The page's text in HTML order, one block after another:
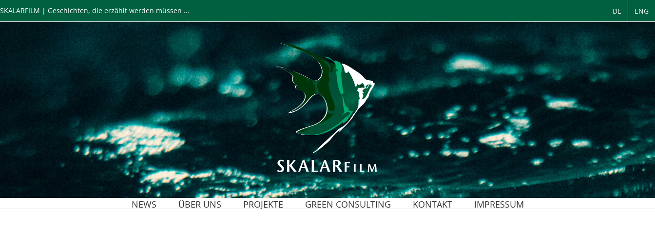
Inhalt
springen
SKALARFILM | Geschichten, die erzählt werden müssen ... DE ENG
NEWS ÜBER UNS PROJEKTE GREEN CONSULTING KONTAKT IMPRESSUM